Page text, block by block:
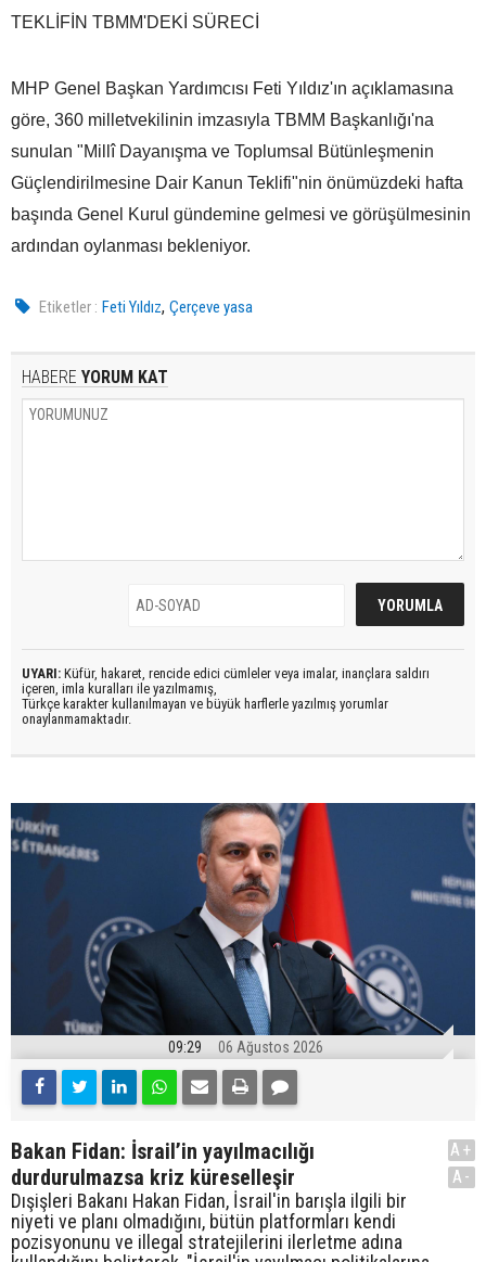
TEKLİFİN TBMM'DEKİ SÜRECİ
MHP Genel Başkan Yardımcısı Feti Yıldız'ın açıklamasına
göre, 360 milletvekilinin imzasıyla TBMM Başkanlığı'na
sunulan "Millî Dayanışma ve Toplumsal Bütünleşmenin
Güçlendirilmesine Dair Kanun Teklifi"nin önümüzdeki hafta
başında Genel Kurul gündemine gelmesi ve görüşülmesinin
ardından oylanması bekleniyor.
Etiketler : Feti Yıldız,Çerçeve yasa
HABERE YORUM KAT
UYARI: Küfür, hakaret, rencide edici cümleler veya imalar, inançlara saldırı
içeren, imla kuralları ile yazılmamış,
Türkçe karakter kullanılmayan ve büyük harflerle yazılmış yorumlar
onaylanmamaktadır.
09:29 06 Ağustos 2026
Bakan Fidan: İsrail’in yayılmacılığı
durdurulmazsa kriz küreselleşir
Dışişleri Bakanı Hakan Fidan, İsrail'in barışla ilgili bir
niyeti ve planı olmadığını, bütün platformları kendi
pozisyonunu ve illegal stratejilerini ilerletme adına
A+
A-